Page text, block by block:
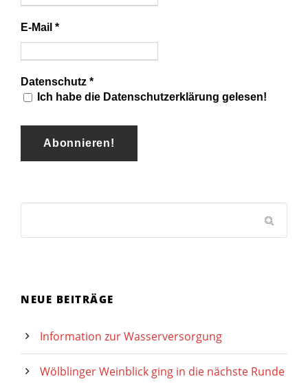
E-Mail *
Datenschutz *
Ich habe die Datenschutzerklärung gelesen!
NEUE BEITRÄGE
Information zur Wasserversorgung
Wölblinger Weinblick ging in die nächste Runde